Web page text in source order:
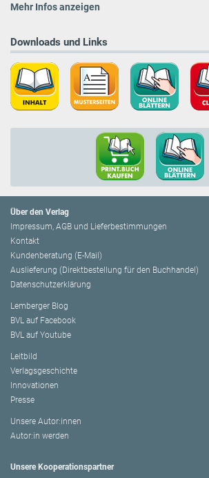
Mehr Infos anzeigen
Downloads und Links
Über den Verlag
Impressum, AGB und Lieferbestimmungen
Kontakt
Kundenberatung (E-Mail)
Auslieferung (Direktbestellung für den Buchhandel)
Datenschutzerklärung
Lemberger Blog
BVL auf Facebook
BVL auf Youtube
Leitbild
Verlagsgeschichte
Innovationen
Presse
Unsere Autor:innen
Autor:in werden
Unsere Kooperationspartner